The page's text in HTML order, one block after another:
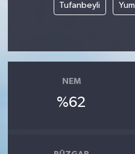
Tufanbeyli
NEM
%62